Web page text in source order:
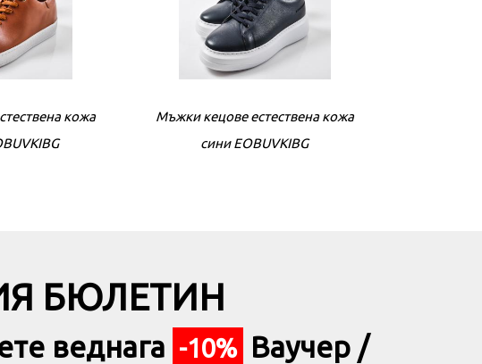
кожа черни
Мъжки боти естествен набук сини
EOBUVKIBG
кожа
Мъжки кецове естествена кожа
сини EOBUVKIBG
БЮЛЕТИН
веднага -10% Ваучер /